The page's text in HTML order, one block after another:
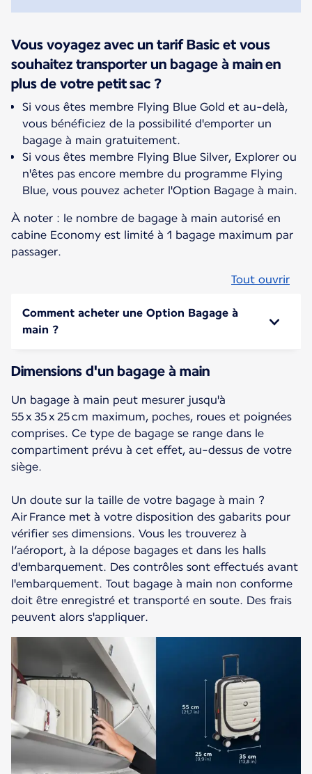
Vous voyagez avec un tarif Basic et vous
souhaitez transporter un bagage à main en
plus de votre petit sac ?
Si vous êtes membre Flying Blue Gold et au-delà,
vous bénéficiez de la possibilité d'emporter un
bagage à main gratuitement.
Si vous êtes membre Flying Blue Silver, Explorer ou
n'êtes pas encore membre du programme Flying
Blue, vous pouvez acheter l'Option Bagage à main.
À noter : le nombre de bagage à main autorisé en
cabine Economy est limité à 1 bagage maximum par
passager.
Tout ouvrir
Comment acheter une Option Bagage à
main ?
Dimensions d'un bagage à main
Un bagage à main peut mesurer jusqu'à
55 x 35 x 25 cm maximum, poches, roues et poignées
comprises. Ce type de bagage se range dans le
compartiment prévu à cet effet, au-dessus de votre
siège.
Un doute sur la taille de votre bagage à main ?
Air France met à votre disposition des gabarits pour
vérifier ses dimensions. Vous les trouverez à
l’aéroport, à la dépose bagages et dans les halls
d'embarquement. Des contrôles sont effectués avant
l'embarquement. Tout bagage à main non conforme
doit être enregistré et transporté en soute. Des frais
peuvent alors s'appliquer.